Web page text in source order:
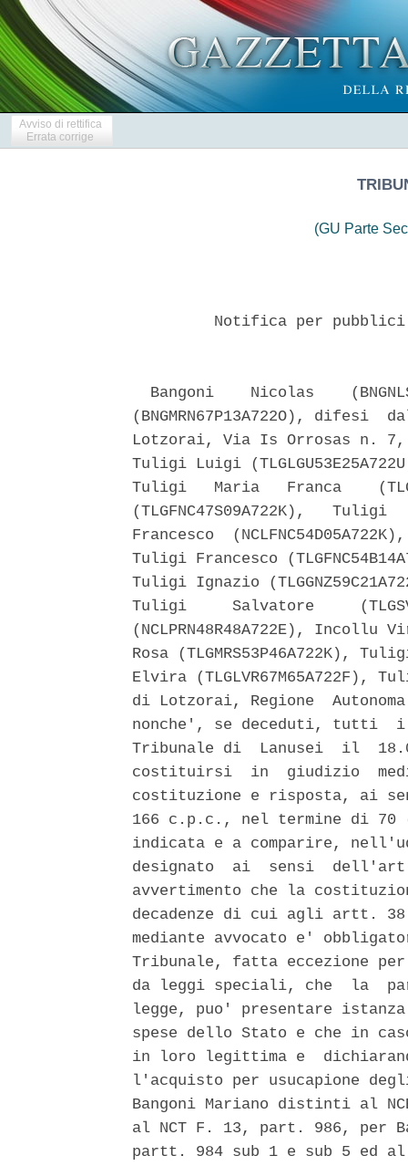
Avviso di rettifica
Errata corrige
(GU Parte
Notifica per
Bangoni    Nicolas
(BNGMRN67P13A722O),
Lotzorai, Via Is Orrosas n. 7,
Tuligi Luigi
Tuligi   Maria   Franca
(TLGFNC47S09A722K),
Francesco
Tuligi Francesco
Tuligi Ignazio
Tuligi     Salvatore
(NCLPRN48R48A722E), Incollu
Rosa (TLGMRS53P46A722K),
Elvira (TLGLVR67M65A722F),
di Lotzorai, Regione
nonche', se deceduti, tutti
Tribunale di  Lanusei  il
costituirsi  in  giudizio
costituzione e risposta, ai
166 c.p.c., nel termine di
indicata e a comparire,
designato  ai  sensi
avvertimento che la
decadenze di cui agli artt.
mediante avvocato e'
Tribunale, fatta eccezione
da leggi speciali, che  la
legge, puo' presentare
spese dello Stato e che in
in loro legittima e
l'acquisto per usucapione
Bangoni Mariano distinti al
al NCT F. 13, part. 986, per
partt. 984 sub 1 e sub 5 ed